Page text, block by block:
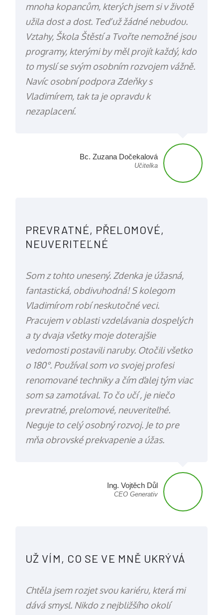
mnoha kopancům, kterých jsem si v životě
užila dost a dost. Teď už žádné nebudou.
Vztahy, Škola Štěstí a Tvořte nemožné jsou
programy, kterými by měl projít každý, kdo
to myslí se svým osobním rozvojem vážně.
Navíc osobní podpora Zdeňky s
Vladimírem, tak ta je opravdu k
nezaplacení.
Bc. Zuzana Dočekalová
Učitelka
PREVRATNÉ, PŘELOMOVÉ,
NEUVERITEĽNÉ
Som z tohto unesený. Zdenka je úžasná,
fantastická, obdivuhodná! S kolegom
Vladimírom robí neskutočné veci.
Pracujem v oblasti vzdelávania dospelých
a ty dvaja všetky moje doterajšie
vedomosti postavili naruby. Otočili všetko
o 180°. Používal som vo svojej profesi
renomované techniky a čím ďalej tým viac
som sa zamotával. To čo učí , je niečo
prevratné, prelomové, neuveriteľné.
Neguje to celý osobný rozvoj. Je to pre
mňa obrovské prekvapenie a úžas.
Ing. Vojtěch Důl
CEO Generativ
UŽ VÍM, CO SE VE MNĚ UKRÝVÁ
Chtěla jsem rozjet svou kariéru, která mi
dává smysl. Nikdo z nejbližšího okolí